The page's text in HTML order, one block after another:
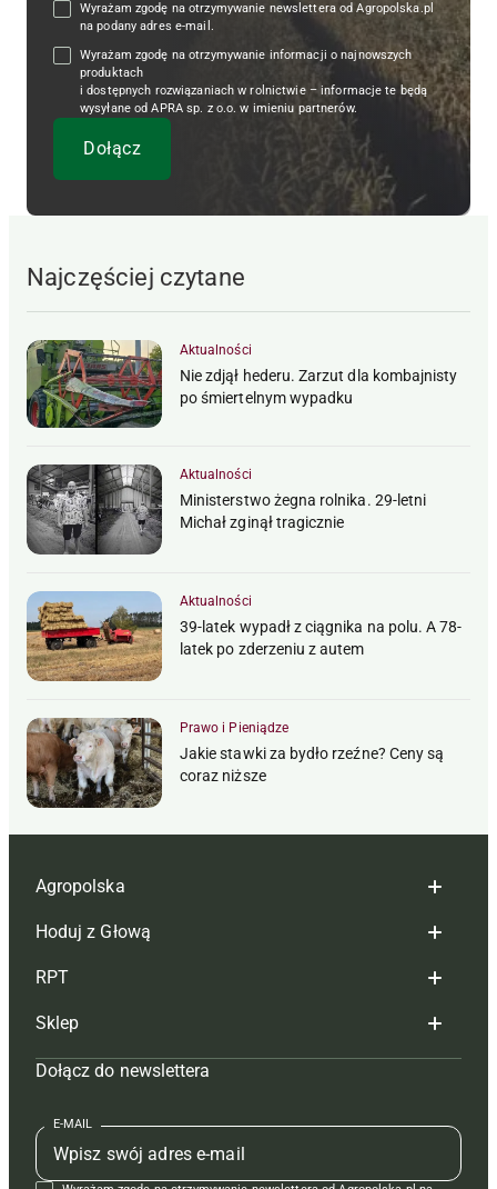
Wyrażam zgodę na otrzymywanie newslettera od Agropolska.pl
na podany adres e-mail.
Wyrażam zgodę na otrzymywanie informacji o najnowszych
produktach
i dostępnych rozwiązaniach w rolnictwie – informacje te będą
wysyłane od APRA sp. z o.o. w imieniu partnerów.
Najczęściej czytane
Aktualności
Nie zdjął hederu. Zarzut dla kombajnisty
po śmiertelnym wypadku
Aktualności
Ministerstwo żegna rolnika. 29-letni
Michał zginął tragicznie
Aktualności
39-latek wypadł z ciągnika na polu. A 78-
latek po zderzeniu z autem
Prawo i Pieniądze
Jakie stawki za bydło rzeźne? Ceny są
coraz niższe
Agropolska
Redakcja
Reklama
Tagi
Mapa serwisu
Kontakt
Regulamin
Hoduj z Głową
Hoduj z głową bydło
Hoduj z głową świnie
Prenumerata
Redakcja
Kontakt
RPT
Redakcja
Prenumerata
Reklama
Kontakt
Sklep
Czasopisma i prenumerata
Książki
Regulamin
Dołącz do newslettera
E-MAIL